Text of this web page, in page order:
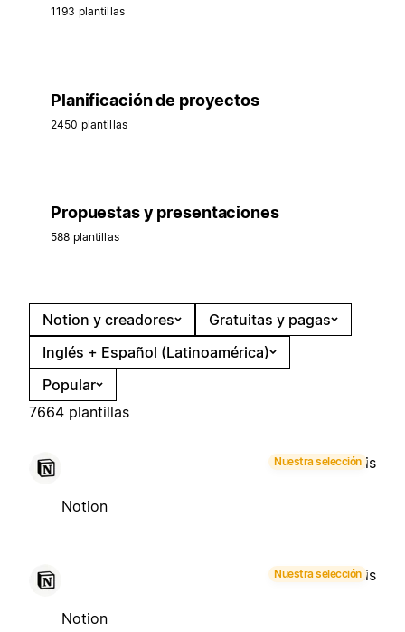
1193 plantillas
Planificación de proyectos
2450 plantillas
Propuestas y presentaciones
588 plantillas
Notion y creadores
Gratuitas y pagas
Inglés + Español (Latinoamérica)
Popular
7664 plantillas
Nuestra selección
Notion
Gratis
Nuestra selección
Notion
Gratis